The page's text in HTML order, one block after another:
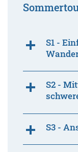
S1 -
S2 -
S3 -